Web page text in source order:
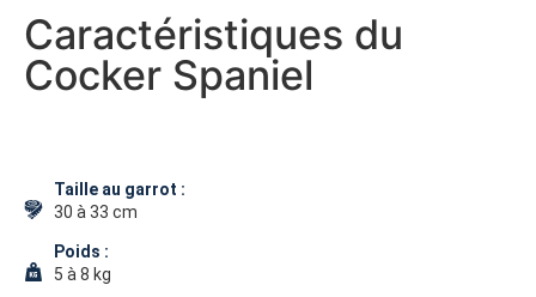
Caractéristiques du
Cocker Spaniel
Taille au garrot :
30 à 33 cm
Poids :
5 à 8 kg